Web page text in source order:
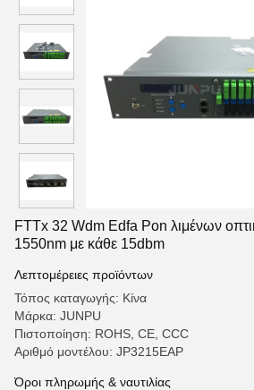
FTTx 32 Wdm Edfa Pon λιμένων
1550nm με κάθε 15dbm
Λεπτομέρειες προϊόντων
Τόπος καταγωγής: Κίνα
Μάρκα: JUNPU
Πιστοποίηση: ROHS, CE, CCC
Αριθμό μοντέλου: JP3215EAP
Όροι πληρωμής & ναυτιλίας